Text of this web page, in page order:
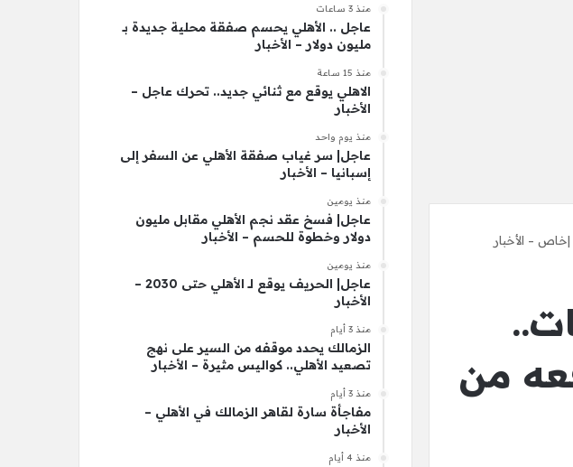
– الأخبار
من
منذ 3 ساعات
عاجل .. الأهلي يحسم صفقة محلية جديدة بـ
مليون دولار – الأخبار
منذ 15 ساعة
الاهلي يوقع مع ثنائي جديد.. تحرك عاجل –
الأخبار
منذ يوم واحد
عاجل| سر غياب صفقة الأهلي عن السفر إلى
إسبانيا – الأخبار
منذ يومين
عاجل| فسخ عقد نجم الأهلي مقابل مليون
دولار وخطوة للحسم – الأخبار
منذ يومين
عاجل| الحريف يوقع لـ الأهلي حتى 2030 –
الأخبار
منذ 3 أيام
الزمالك يحدد موقفه من السير على نهج
تصعيد الأهلي.. كواليس مثيرة – الأخبار
منذ 3 أيام
مفاجأة سارة لقاهر الزمالك في الأهلي –
الأخبار
منذ 4 أيام